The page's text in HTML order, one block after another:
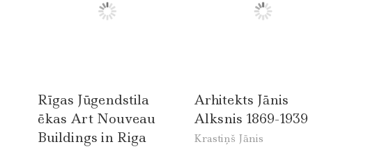
Rīgas Jūgendstila
ēkas Art Nouveau
Buildings in Riga
Arhitekts Jānis
Alksnis 1869-1939
Krastiņš Jānis